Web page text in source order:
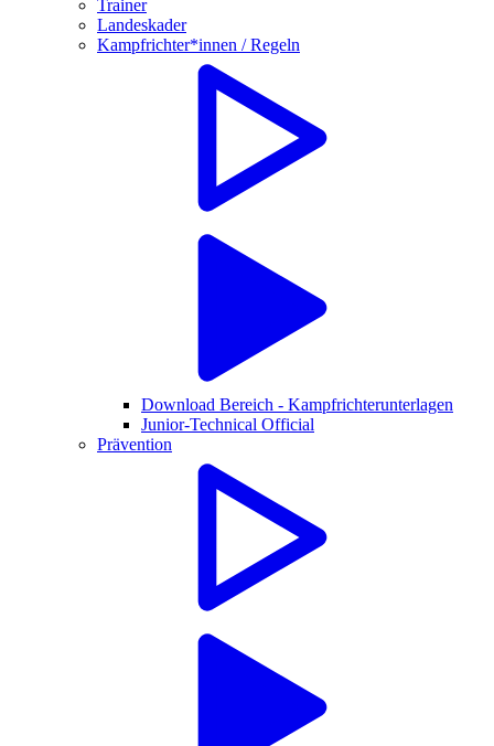
Trainer
Landeskader
Kampfrichter*innen / Regeln
Download Bereich - Kampfrichterunterlagen
Junior-Technical Official
Prävention